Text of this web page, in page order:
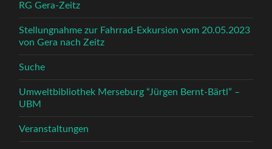
RG Gera-Zeitz
Stellungnahme zur Fahrrad-Exkursion vom 20.05.2023
von Gera nach Zeitz
Suche
Umweltbibliothek Merseburg “Jürgen Bernt-Bärtl” –
UBM
Veranstaltungen